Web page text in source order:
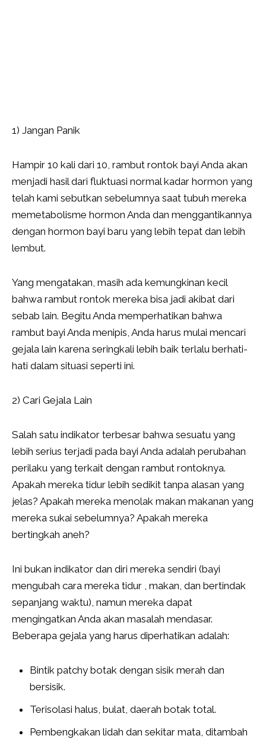
1) Jangan Panik
Hampir 10 kali dari 10, rambut rontok bayi Anda akan
menjadi hasil dari fluktuasi normal kadar hormon yang
telah kami sebutkan sebelumnya saat tubuh mereka
memetabolisme hormon Anda dan menggantikannya
dengan hormon bayi baru yang lebih tepat dan lebih
lembut.
Yang mengatakan, masih ada kemungkinan kecil
bahwa rambut rontok mereka bisa jadi akibat dari
sebab lain. Begitu Anda memperhatikan bahwa
rambut bayi Anda menipis, Anda harus mulai mencari
gejala lain karena seringkali lebih baik terlalu berhati-
hati dalam situasi seperti ini.
2) Cari Gejala Lain
Salah satu indikator terbesar bahwa sesuatu yang
lebih serius terjadi pada bayi Anda adalah perubahan
perilaku yang terkait dengan rambut rontoknya.
Apakah mereka tidur lebih sedikit tanpa alasan yang
jelas? Apakah mereka menolak makan makanan yang
mereka sukai sebelumnya? Apakah mereka
bertingkah aneh?
Ini bukan indikator dan diri mereka sendiri (bayi
mengubah cara mereka tidur , makan, dan bertindak
sepanjang waktu), namun mereka dapat
mengingatkan Anda akan masalah mendasar.
Beberapa gejala yang harus diperhatikan adalah:
Bintik patchy botak dengan sisik merah dan
bersisik.
Terisolasi halus, bulat, daerah botak total.
Pembengkakan lidah dan sekitar mata, ditambah